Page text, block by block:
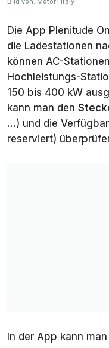
Die App Plenitude
die Ladestationen
können AC-
Hochleistungs-
150 bis 400 kW
kann man den
…) und die
reserviert)
In der App kann